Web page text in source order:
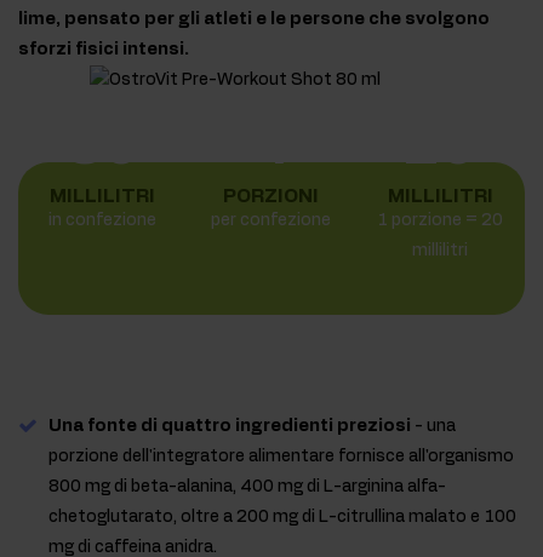
lime, pensato per gli atleti e le persone che svolgono
sforzi fisici intensi.
80
MILLILITRI
in confezione
4
PORZIONI
per confezione
20
MILLILITRI
1 porzione = 20
millilitri
Una fonte di quattro ingredienti preziosi - una
porzione dell'integratore alimentare fornisce all'organismo
800 mg di beta-alanina, 400 mg di L-arginina alfa-
chetoglutarato, oltre a 200 mg di L-citrullina malato e 100
mg di caffeina anidra.